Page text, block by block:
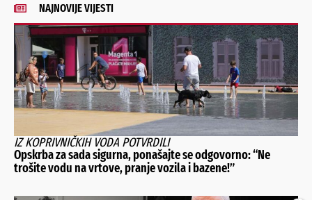
NAJNOVIJE VIJESTI
IZ KOPRIVNIČKIH VODA POTVRDILI
Opskrba za sada sigurna, ponašajte se odgovorno: “Ne
trošite vodu na vrtove, pranje vozila i bazene!”